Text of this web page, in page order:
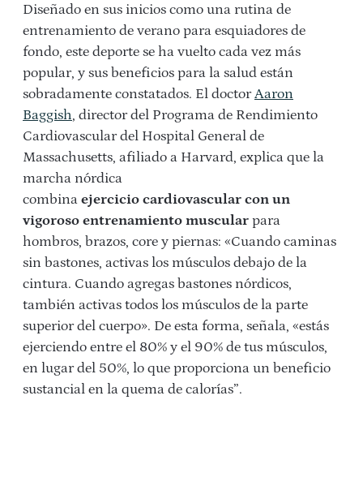
Diseñado en sus inicios como una rutina de
entrenamiento de verano para esquiadores de
fondo, este deporte se ha vuelto cada vez más
popular, y sus beneficios para la salud están
sobradamente constatados. El doctorAaron
Baggish, director del Programa de Rendimiento
Cardiovascular del Hospital General de
Massachusetts, afiliado a Harvard, explica que la
marcha nórdica
combina ejercicio cardiovascular con un
vigoroso entrenamiento muscular para
hombros, brazos, core y piernas: «Cuando caminas
sin bastones, activas los músculos debajo de la
cintura. Cuando agregas bastones nórdicos,
también activas todos los músculos de la parte
superior del cuerpo». De esta forma, señala, «estás
ejerciendo entre el 80% y el 90% de tus músculos,
en lugar del 50%, lo que proporciona un beneficio
sustancial en la quema de calorías”.